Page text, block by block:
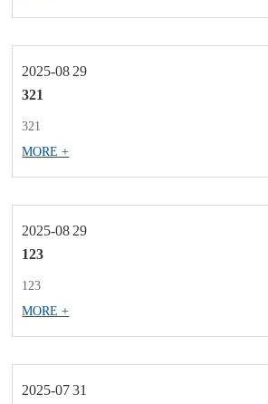
反海关规定的行为...
2025-08 29
321
321
MORE +
2025-08 29
123
123
MORE +
2025-07 31